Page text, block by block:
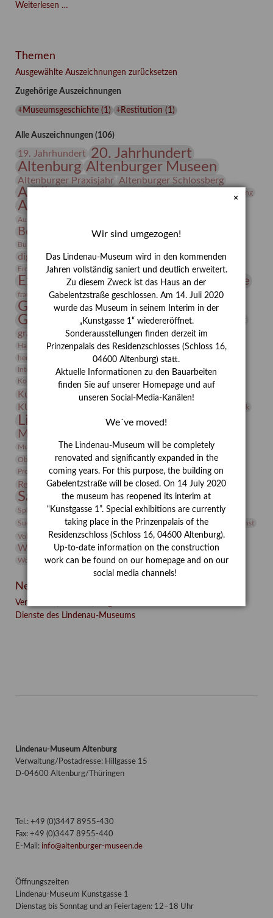
Weiterlesen …
im
des
Lindenau-
Themen
Ausgewählte Auszeichnungen zurücksetzen
Zugehörige Auszeichnungen
+Museumsgeschichte(1 ) +Restitution (1 )
Alle Auszeichnungen (106)
19. Jahrhundert 20. Jahrhundert
Altenburg Altenburger Museen
Altenburger Praxisjahr Altenburger Schlossberg
Antike Asta Gröting
Ausstellung
Ausstellung „Vier Winde“
Bernhard August von Lindenau
Burg Posterstein
digitallabor Entartete Kunst
Enteignung
Erdmann Julius Dietrich
Erlebnisportal estrusker Exlibris
Expressionismus Festrede Florenz Fotografie
frauen Frauen in der Antike und heute
Gerhard-Altenbourg-Preis
Gerhard Altenbourg
Gerhard Kurt Müller
grafische sammlung griechische Mythologie
Hanns-Conon von der Gabelentz Heinrich Kirchhoff Heldinnen
herman de vries Humboldt
Insekten
Integriertes Schädlingsmanagement
Italien Jahresempfang
Jubiläum
Kolosseum
Kooperationsausstellung Korkmodelle Kunst
Kunstmuseum Kunstvermittlung Kunst von Kühl
KUNSTWAND Lehmbruck
Lindenau-Museum Marstall
Museumsgeschichte
Museumspädagogik Mäzen Napoleon Natur
Neue Remise
Objekt im Fokus
Paul Klee Peter Schnürpel Phelloplastik
Pohlhof
Provenienz
Provenienzforschung
Restaurierung Restitution Rudi Lesser Ruth Wolf-Rehfeld
Sammlung Samstagszeichner Skulptur
Sonderausstellung
Sphinx
studio Studio Bildende Kunst
studioDIGITAL
Suermondt-Ludwig-Museum
Vermittlung Video
Videokunst
Volontariat
Walter Rheiner Weihnachten Werefkin
Werkbetrachtung Winter Wissenschaft
Wolf and Dog
Wolf und Hund
Zirkuswoche
Neueste Beiträge
Verschenkt, verkauft, vergessen? – Kunstdetektivinnen im
Dienste des Lindenau-Museums
Lindenau-Museum Altenburg
Verwaltung/Postadresse: Hillgasse 15
D-04600 Altenburg/Thüringen
Tel.: +49 (0)3447 8955-430
Fax: +49 (0)3447 8955-440
E-Mail: info@altenburger-museen.de
Öffnungszeiten
Lindenau-Museum Kunstgasse 1
Dienstag bis Sonntag und an Feiertagen: 12–18 Uhr
×
Wir sind umgezogen!
Das Lindenau-Museum wird in den kommenden
Jahren vollständig saniert und deutlich erweitert.
Zu diesem Zweck ist das Haus an der
Gabelentzstraße geschlossen. Am 14. Juli 2020
wurde das Museum in seinem Interim in der
„Kunstgasse 1“ wiedereröffnet.
Sonderausstellungen finden derzeit im
Prinzenpalais des Residenzschlosses (Schloss 16,
04600 Altenburg) statt.
Aktuelle Informationen zu den Bauarbeiten
finden Sie auf unserer Homepage und auf
unseren Social-Media-Kanälen!
We´ve moved!
The Lindenau-Museum will be completely
renovated and significantly expanded in the
coming years. For this purpose, the building on
Gabelentzstraße will be closed. On 14 July 2020
the museum has reopened its interim at
“Kunstgasse 1”. Special exhibitions are currently
taking place in the Prinzenpalais of the
Residenzschloss (Schloss 16, 04600 Altenburg).
Up-to-date information on the construction
work can be found on our homepage and on our
social media channels!